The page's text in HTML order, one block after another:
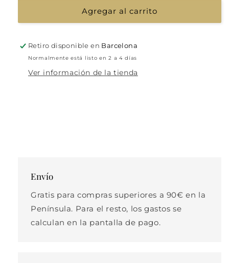
Agregar al carrito
Retiro disponible en Barcelona
Normalmente está listo en 2 a 4 días
Ver información de la tienda
Envío
Gratis para compras superiores a 90€ en la
Península. Para el resto, los gastos se
calculan en la pantalla de pago.